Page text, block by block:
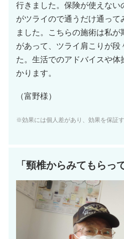
行きました。保険が使えない
がツライので通うだけ通って
ました。こちらの施術は私
があって、ツライ肩こりが段
た。生活でのアドバイスや体
かります。
（富野様）
※効果には個人差があり、効果を保証
「頸椎からみてもらっ